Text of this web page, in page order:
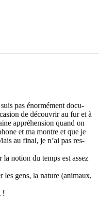
pas énormément docu­­
de décou­­vrir au fur et à
appré­­hen­­sion quand on
et ma montre et que je
au final, je n’ai pas res­­
la notion du temps est assez
les gens, la nature (ani­­maux,
!